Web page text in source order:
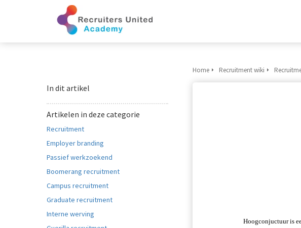
In dit artikel
Artikelen in deze categorie
Recruitment
Employer branding
Passief werkzoekend
Boomerang recruitment
Campus recruitment
Graduate recruitment
Interne werving
Home Recruitment wiki
Hoogconjuctuur is